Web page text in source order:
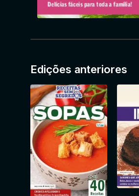
Edições anteriores